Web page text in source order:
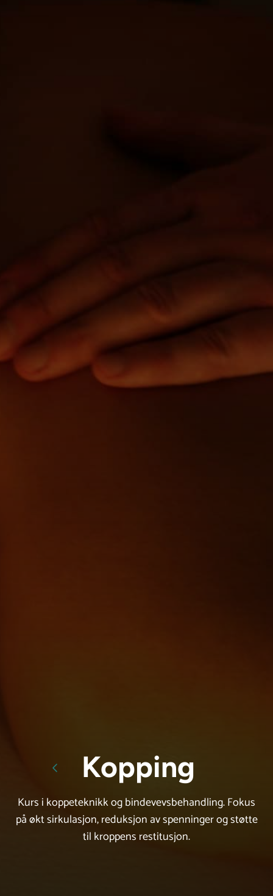
Tilbake til
Kopping
Kurs i koppeteknikk og bindevevsbehandling. Fokus
på økt sirkulasjon, reduksjon av spenninger og støtte
til kroppens restitusjon.